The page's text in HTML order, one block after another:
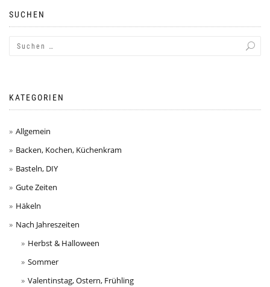
SUCHEN
KATEGORIEN
Allgemein
Backen, Kochen, Küchenkram
Basteln, DIY
Gute Zeiten
Häkeln
Nach Jahreszeiten
Herbst & Halloween
Sommer
Valentinstag, Ostern, Frühling